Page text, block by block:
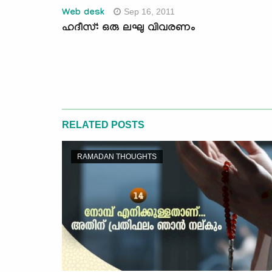
Web desk Sep 16, 2011
ഹദീസ്: ഒരു ലഘു വിവരണം
RELATED POSTS
RAMADAN THOUGHTS